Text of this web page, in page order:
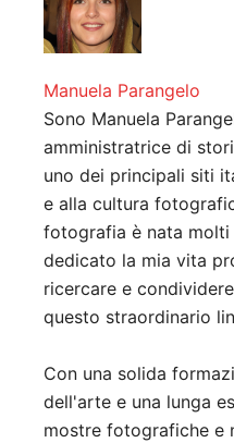
Manuela Parangelo
Sono Manuela
amministratrice di
uno dei principali siti
e alla cultura
fotografia è nata molti
dedicato la mia vita
ricercare e
questo straordinario
Con una solida
dell'arte e una lunga
mostre fotografiche e